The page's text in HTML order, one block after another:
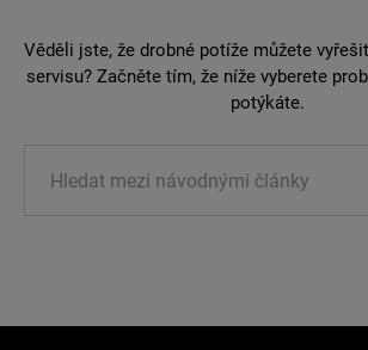
Věděli jste, že drobné potíže můžete
servisu? Začněte tím, že níže vyberete
potýkáte.
Management